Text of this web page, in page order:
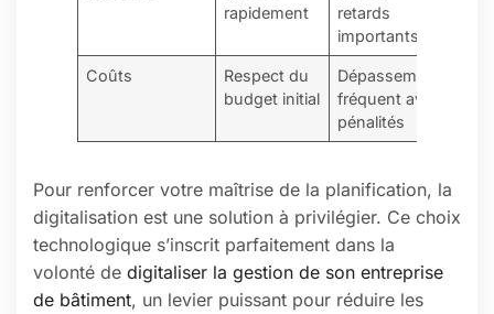
rapidement
retards
importants
Coûts
Respect du
budget initial
Dépassement
fréquent avec
pénalités
Pour renforcer votre maîtrise de la planification, la
digitalisation est une solution à privilégier. Ce choix
technologique s’inscrit parfaitement dans la
volonté de digitaliser la gestion de son entreprise
de bâtiment, un levier puissant pour réduire les